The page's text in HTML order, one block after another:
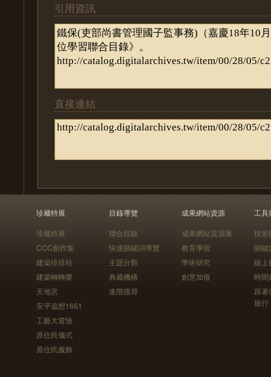
引用資訊
直接連結
珍藏特展
珍藏特展
CCC創作集
建築排排站
建築轉轉樂
天地宮
安平追想1661
工藝大冒險
原住民儀式
原住民服飾
目錄導覽
聯合目錄
快速關鍵詞導覽
主題分類
典藏機構
進階搜尋
成果網站資源
成果網站資源庫
教育學習
學術研究
創意加值
工具
技術
關鍵
線上
時間
跟
旅行